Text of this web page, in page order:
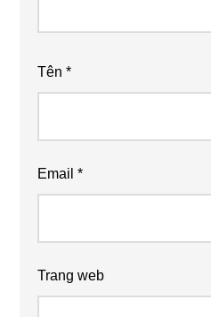
Tên*
Email*
Trang web